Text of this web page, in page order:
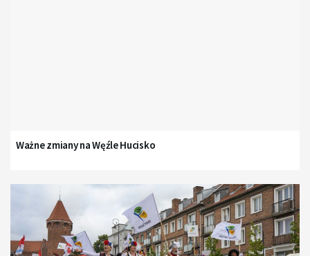
Ważne zmiany na Węźle Hucisko